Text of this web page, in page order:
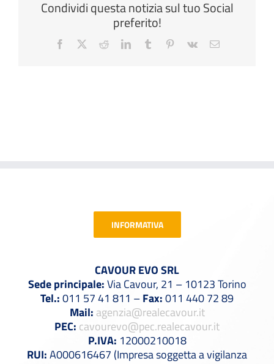
Condividi questa notizia sul tuo Social
preferito!
Facebook RedditLinkedInTumblr Pinterest
Vk Email
INFORMATIVA
CAVOUR EVO SRL
Sede principale:Via Cavour, 21 – 10123 Torino
Tel.:011 57 41 811 –Fax:011 440 72 89
Mail: agenzia@realecavour.it
PEC: cavourevo@pec.realecavour.it
P.IVA: 12000210018
RUI:A000616467 (Impresa soggetta a vigilanza